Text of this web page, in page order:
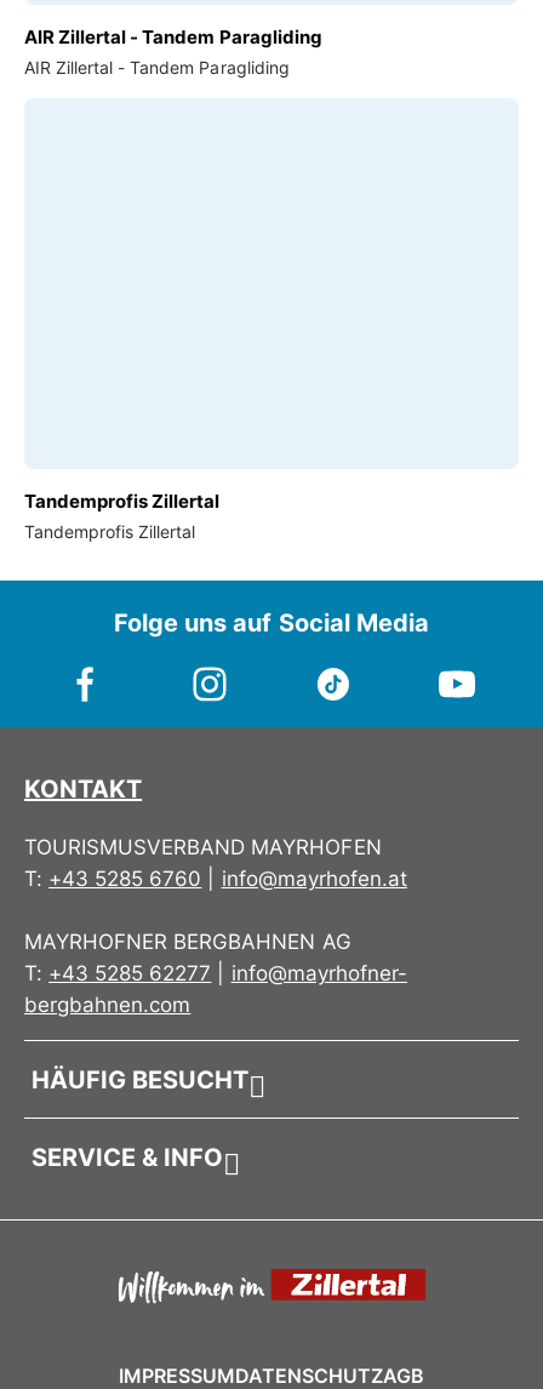
AIR Zillertal - Tandem Paragliding
AIR Zillertal - Tandem Paragliding
Tandemprofis Zillertal
Tandemprofis Zillertal
Folge uns auf Social Media
KONTAKT
TOURISMUSVERBAND MAYRHOFEN
T: +43 5285 6760 info@mayrhofen.at
MAYRHOFNER BERGBAHNEN AG
T: +43 5285 62277
info@mayrhofner-
bergbahnen.com
HÄUFIG BESUCHT
SERVICE & INFO
IMPRESSUMDATENSCHUTZAGB